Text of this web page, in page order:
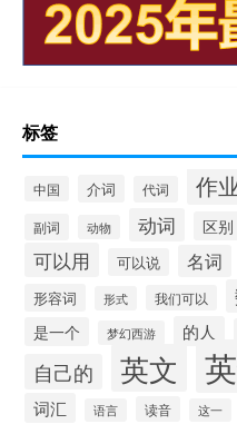
标签
中国 介词 代词 作
副词
动物 动词 区别
可以用 可以说 名词
形容词
形式 我们可以
是一个 梦幻西游 的人
自己的 英文
词汇 语言 读音 这一